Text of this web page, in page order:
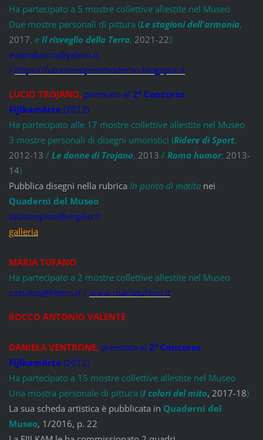
Ha partecipato a 5 mostre collettive allestite nel Museo
Due mostre personali di pittura (Le stagioni dell'armonia,
2017, e Il risveglio della Terra, 2021-22)
evatrabucco@yahoo.it
/ https://futurismopostmoderno.blogspot.it
LUCIO TROJANO,premiato al 2° Concorso
FijlkamArte(2012)
Ha partecipato alle 17 mostre collettive allestite nel Museo
3 mostre personali di disegni umoristici (Ridere di Sport,
2012-13 / Le donne di Trojano, 2013 / Roma humor, 2013-
14)
Pubblica disegni nella rubrica In punta di matitanei
Quaderni del Museo
luciotrojano@virgilio.it
galleria
MARIA TUFANO
Ha partecipato a 2 mostre collettive allestite nel Museo
cassatas@libero.it / www.mariatufano.it
ROCCO ANTONIO VALENTE
DANIELA VENTRONE, premiata al 2° Concorso
FijlkamArte(2012)
Ha partecipato a 15 mostre collettive allestite nel Museo
Una mostra personale di pittura (I colori del mito, 2017-18)
La sua scheda artistica è pubblicata in Quaderni del
Museo, 1/2016, p. 22